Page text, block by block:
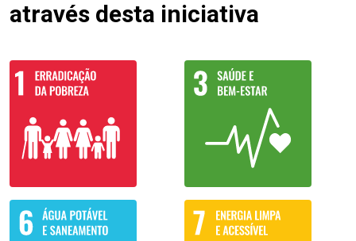
através desta iniciativa